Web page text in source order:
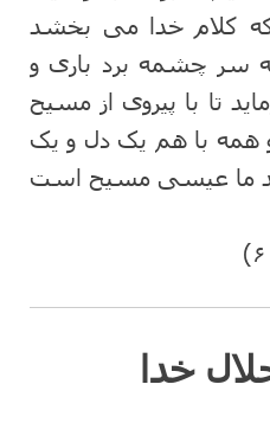
کلام خدا می بخشد
سر چشمه برد باری و
تا با پیروی از مسیح
با هم یک دل و یک
ما عیسی مسیح است
خدا